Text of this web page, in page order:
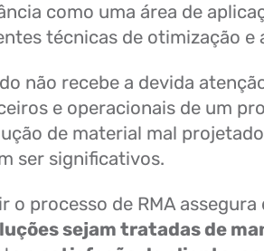
como uma área de
técnicas de otimização e
não recebe a devida
e operacionais de um
de material mal
ser significativos.
o processo de RMA assegura
sejam tratadas de